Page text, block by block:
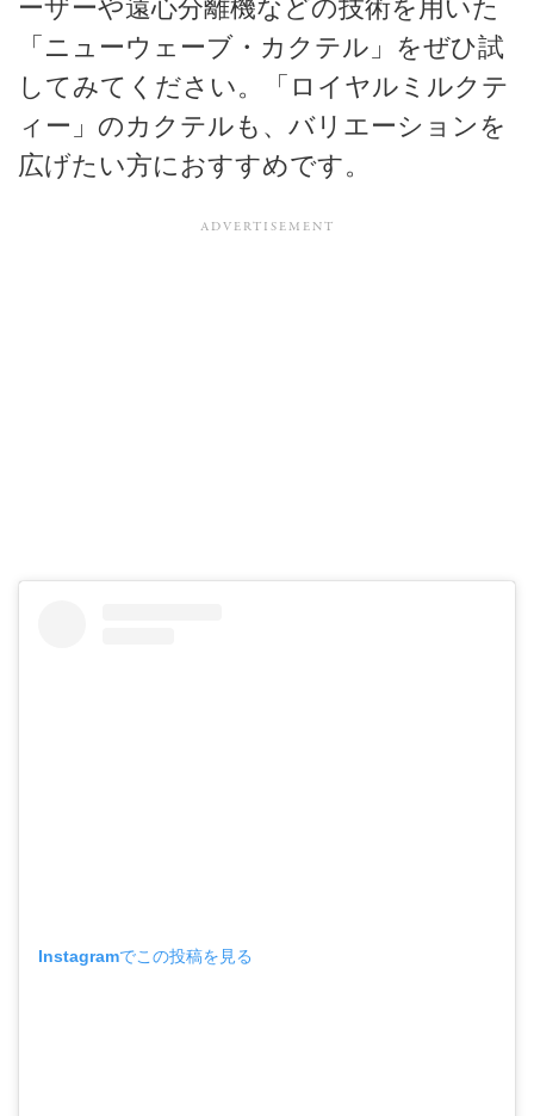
ーザーや遠心分離機などの技術を用いた
「ニューウェーブ・カクテル」をぜひ試
してみてください。「ロイヤルミルクテ
ィー」のカクテルも、バリエーションを
広げたい方におすすめです。
Instagramでこの投稿を見る